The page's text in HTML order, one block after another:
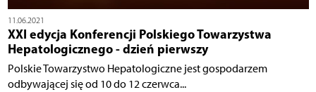
11.06.2021
XXI edycja Konferencji Polskiego Towarzystwa
Hepatologicznego - dzień pierwszy
Polskie Towarzystwo Hepatologiczne jest gospodarzem
odbywającej się od 10 do 12 czerwca...